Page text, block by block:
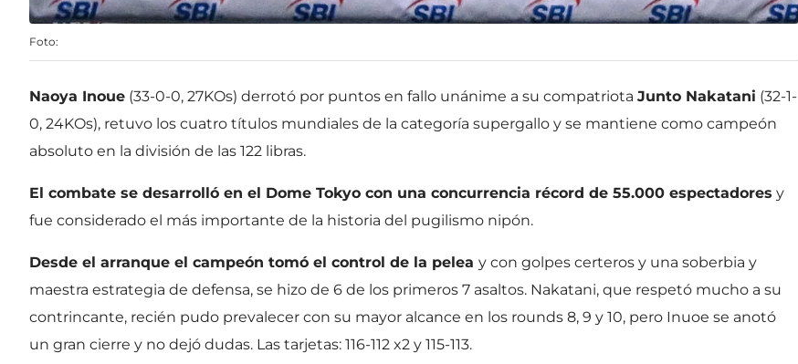
Foto:
Naoya Inoue (33-0-0, 27KOs) derrotó por puntos en fallo unánime a su compatriota Junto Nakatani (32-1-
0, 24KOs), retuvo los cuatro títulos mundiales de la categoría supergallo y se mantiene como campeón
absoluto en la división de las 122 libras.
El combate se desarrolló en el Dome Tokyo con una concurrencia récord de 55.000 espectadores y
fue considerado el más importante de la historia del pugilismo nipón.
Desde el arranque el campeón tomó el control de la pelea y con golpes certeros y una soberbia y
maestra estrategia de defensa, se hizo de 6 de los primeros 7 asaltos. Nakatani, que respetó mucho a su
contrincante, recién pudo prevalecer con su mayor alcance en los rounds 8, 9 y 10, pero Inuoe se anotó
un gran cierre y no dejó dudas. Las tarjetas: 116-112 x2 y 115-113.